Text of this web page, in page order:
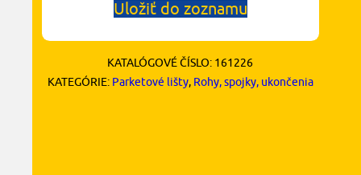
Uložiť do zoznamu
KATALÓGOVÉ ČÍSLO: 161226
KATEGÓRIE: Parketové lišty, Rohy, spojky, ukončenia